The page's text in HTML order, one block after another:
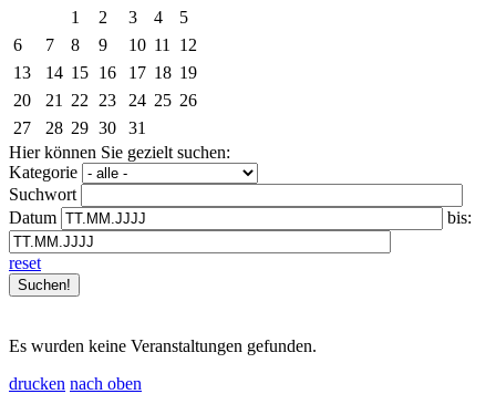
1
2 3 4
5
6
7 8 9 10 11
12
13
14 15 16 17 18 19
20
21 22 23 24 25 26
27
28 29 30
31
Hier können Sie gezielt suchen:
Kategorie
Suchwort
Datum
bis:
reset
Es wurden keine Veranstaltungen gefunden.
drucken nach oben